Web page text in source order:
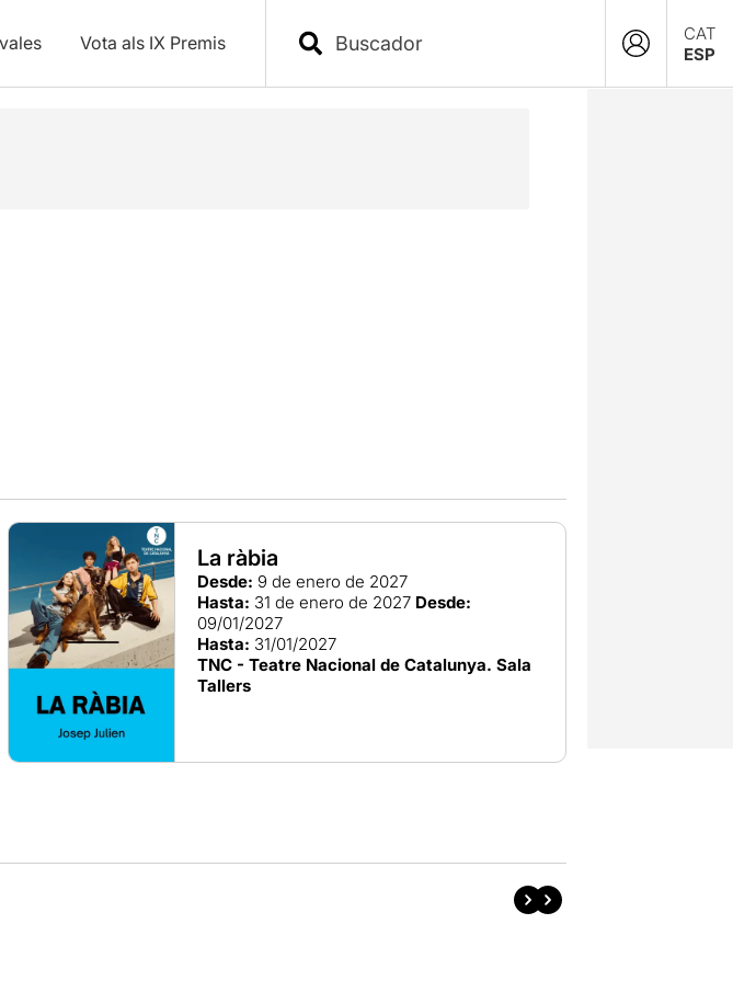
Vota als IX Premis
CAT
ESP
La ràbia
Desde: 9 de enero de 2027
Hasta: 31 de enero de 2027 Desde:
09/01/2027
Hasta: 31/01/2027
TNC - Teatre Nacional de Catalunya. Sala
Tallers